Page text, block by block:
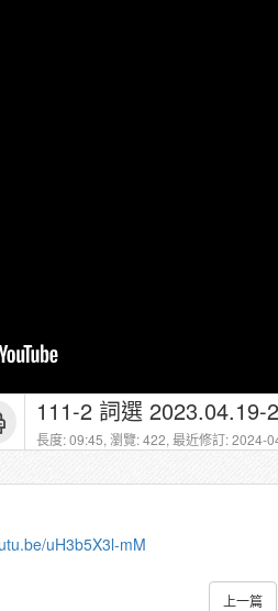
111-2 詞選 2023.04.19-
長度: 09:45, 瀏覽: 422, 最近修訂: 2024-
uH3b5X3l-mM
上一篇